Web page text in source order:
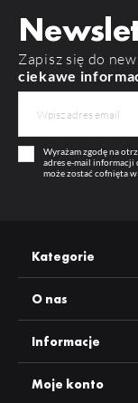
CABI12 D1E
RODZAJ
Zapisz się do
ciekawe
Wyrażam zgodę na
adres e-mail
może zostać cofnięta w
Kategorie
O nas
Informacje
Moje konto